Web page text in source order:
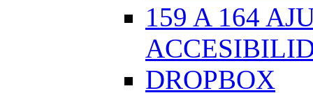
159 A 164
DROPBOX